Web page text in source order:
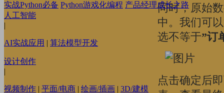
实战Python必备 Python游戏化编程 产品经理成长之路
人工智能
|
AI实战应用 | 算法模型开发
设计创作
|
视频制作 | 平面/电商 | 绘画/插画 | 3D/建模
同时，原始
中。我们可
选不等于”订
点击确定后